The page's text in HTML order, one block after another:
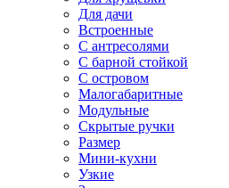
Для дачи
Встроенные
С антресолями
С барной стойкой
С островом
Малогабаритные
Модульные
Скрытые ручки
Размер
Мини-кухни
Узкие